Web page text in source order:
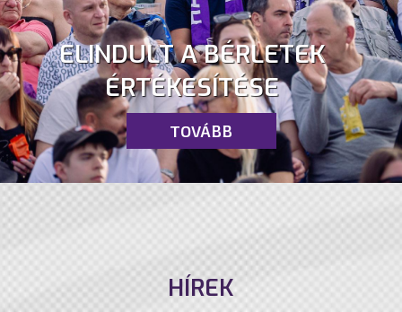
ELINDULT A BÉRLETEK
ÉRTÉKESÍTÉSE
TOVÁBB
HÍREK